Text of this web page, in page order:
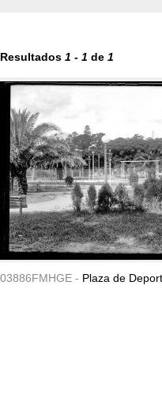
Resultados 1 - 1 de 1
03886FMHGE - Plaza de